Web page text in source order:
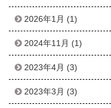
2026年1月 (1)
2024年11月 (1)
2023年4月 (3)
2023年3月 (3)